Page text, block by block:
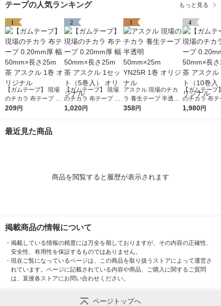
テープの人気ランキング もっと見る
1
【ガムテープ】 現場
のチカラ 布テープ 0.2
0mm厚 幅50mm×長さ
209円
2
【ガムテープ】 現場
のチカラ 布テープ 0.2
0mm厚 幅50mm×長さ
1,020円
3
アスクル 現場のチカ
ラ 養生テープ 半透明
50mm×25m YN25R 1
358円
4
【ガムテープ
のチカラ 布
0mm厚 幅
1,980円
最近見た商品
商品を閲覧すると履歴が表示されます
掲載商品の情報について
・ 掲載している情報の精度には万全を期しておりますが、その内容の正確性、
安全性、有用性を保証するものではありません。
・ 現在ご覧になっているページは、この商品を取り扱うストアによって運営さ
れています。ページに記載されている内容や商品、ご購入に関するご質問
は、直接各ストアにお問い合わせください。
ページトップへ